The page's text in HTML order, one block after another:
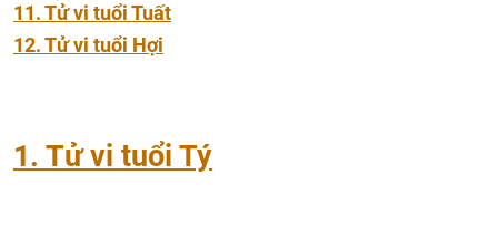
11. Tử vi tuổi Tuất
12. Tử vi tuổi Hợi
1. Tử vi tuổi Tý